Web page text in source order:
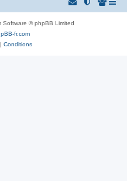
Software © phpBB Limited
fr.com
| Conditions